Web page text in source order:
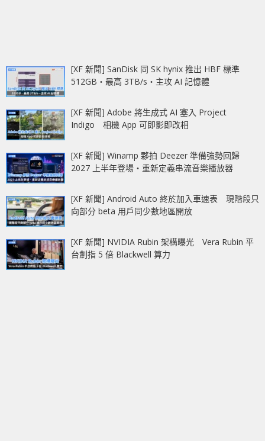
[XF 新聞] SanDisk 同 SK hynix 推出 HBF 標準
512GB‧最高 3TB/s‧主攻 AI 記憶體
[XF 新聞] Adobe 將生成式 AI 塞入 Project
Indigo 相機 App 可即影即改相
[XF 新聞] Winamp 夥拍 Deezer 準備強勢回歸
2027 上半年登場‧重新定義串流音樂播放器
[XF 新聞] Android Auto 終於加入車速表 現階段只
向部分 beta 用戶同少數地區開放
[XF 新聞] NVIDIA Rubin 架構曝光 Vera Rubin 平
台劍指 5 倍 Blackwell 算力